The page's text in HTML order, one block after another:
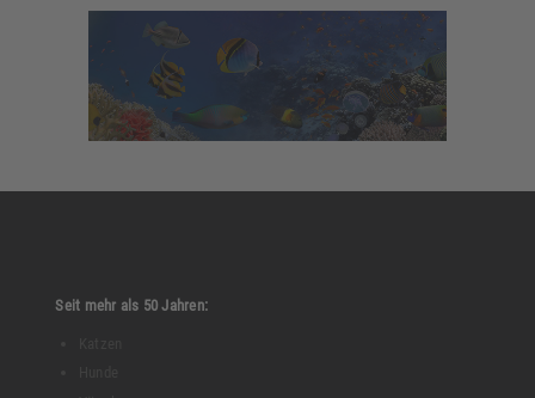
Seit mehr als 50 Jahren: